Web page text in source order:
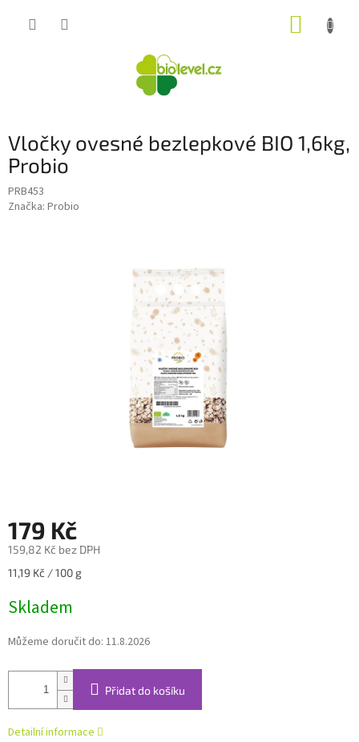
Vločky ovesné bezlepkové BIO 1,6kg,
Probio
PRB453
Značka: Probio
179 Kč
159,82 Kč bez DPH
Měrná
11,19 Kč / 100 g
Skladem
Můžeme doručit do: 11.8.2026
Přidat do košíku
Detailní informace